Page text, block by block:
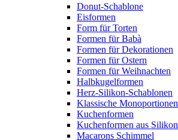
Donut-Schablone
Eisformen
Form für Torten
Formen für Babà
Formen für Dekorationen
Formen für Ostern
Formen für Weihnachten
Halbkugelformen
Herz-Silikon-Schablonen
Klassische Monoportionen
Kuchenformen
Kuchenformen aus Silikon
Macarons Schimmel